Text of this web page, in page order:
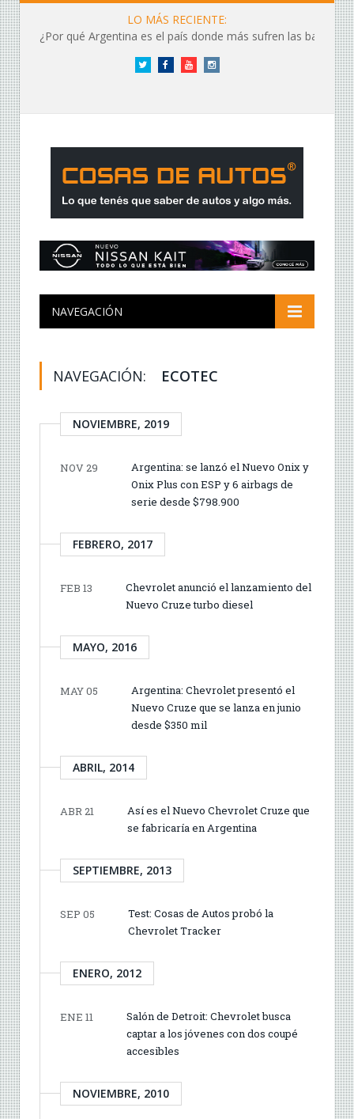
LO MÁS RECIENTE:
¿Por qué Argentina es el país donde más sufren las baterías?
Twitter FacebookYouTubeInstagram
NAVEGACIÓN
NAVEGACIÓN: ECOTEC
NOVIEMBRE, 2019
NOV 29
Argentina: se lanzó el Nuevo Onix y
Onix Plus con ESP y 6 airbags de
serie desde $798.900
FEBRERO, 2017
FEB 13
Chevrolet anunció el lanzamiento del
Nuevo Cruze turbo diesel
MAYO, 2016
MAY 05
Argentina: Chevrolet presentó el
Nuevo Cruze que se lanza en junio
desde $350 mil
ABRIL, 2014
ABR 21
Así es el Nuevo Chevrolet Cruze que
se fabricaría en Argentina
SEPTIEMBRE, 2013
SEP 05
Test: Cosas de Autos probó la
Chevrolet Tracker
ENERO, 2012
ENE 11
Salón de Detroit: Chevrolet busca
captar a los jóvenes con dos coupé
accesibles
NOVIEMBRE, 2010